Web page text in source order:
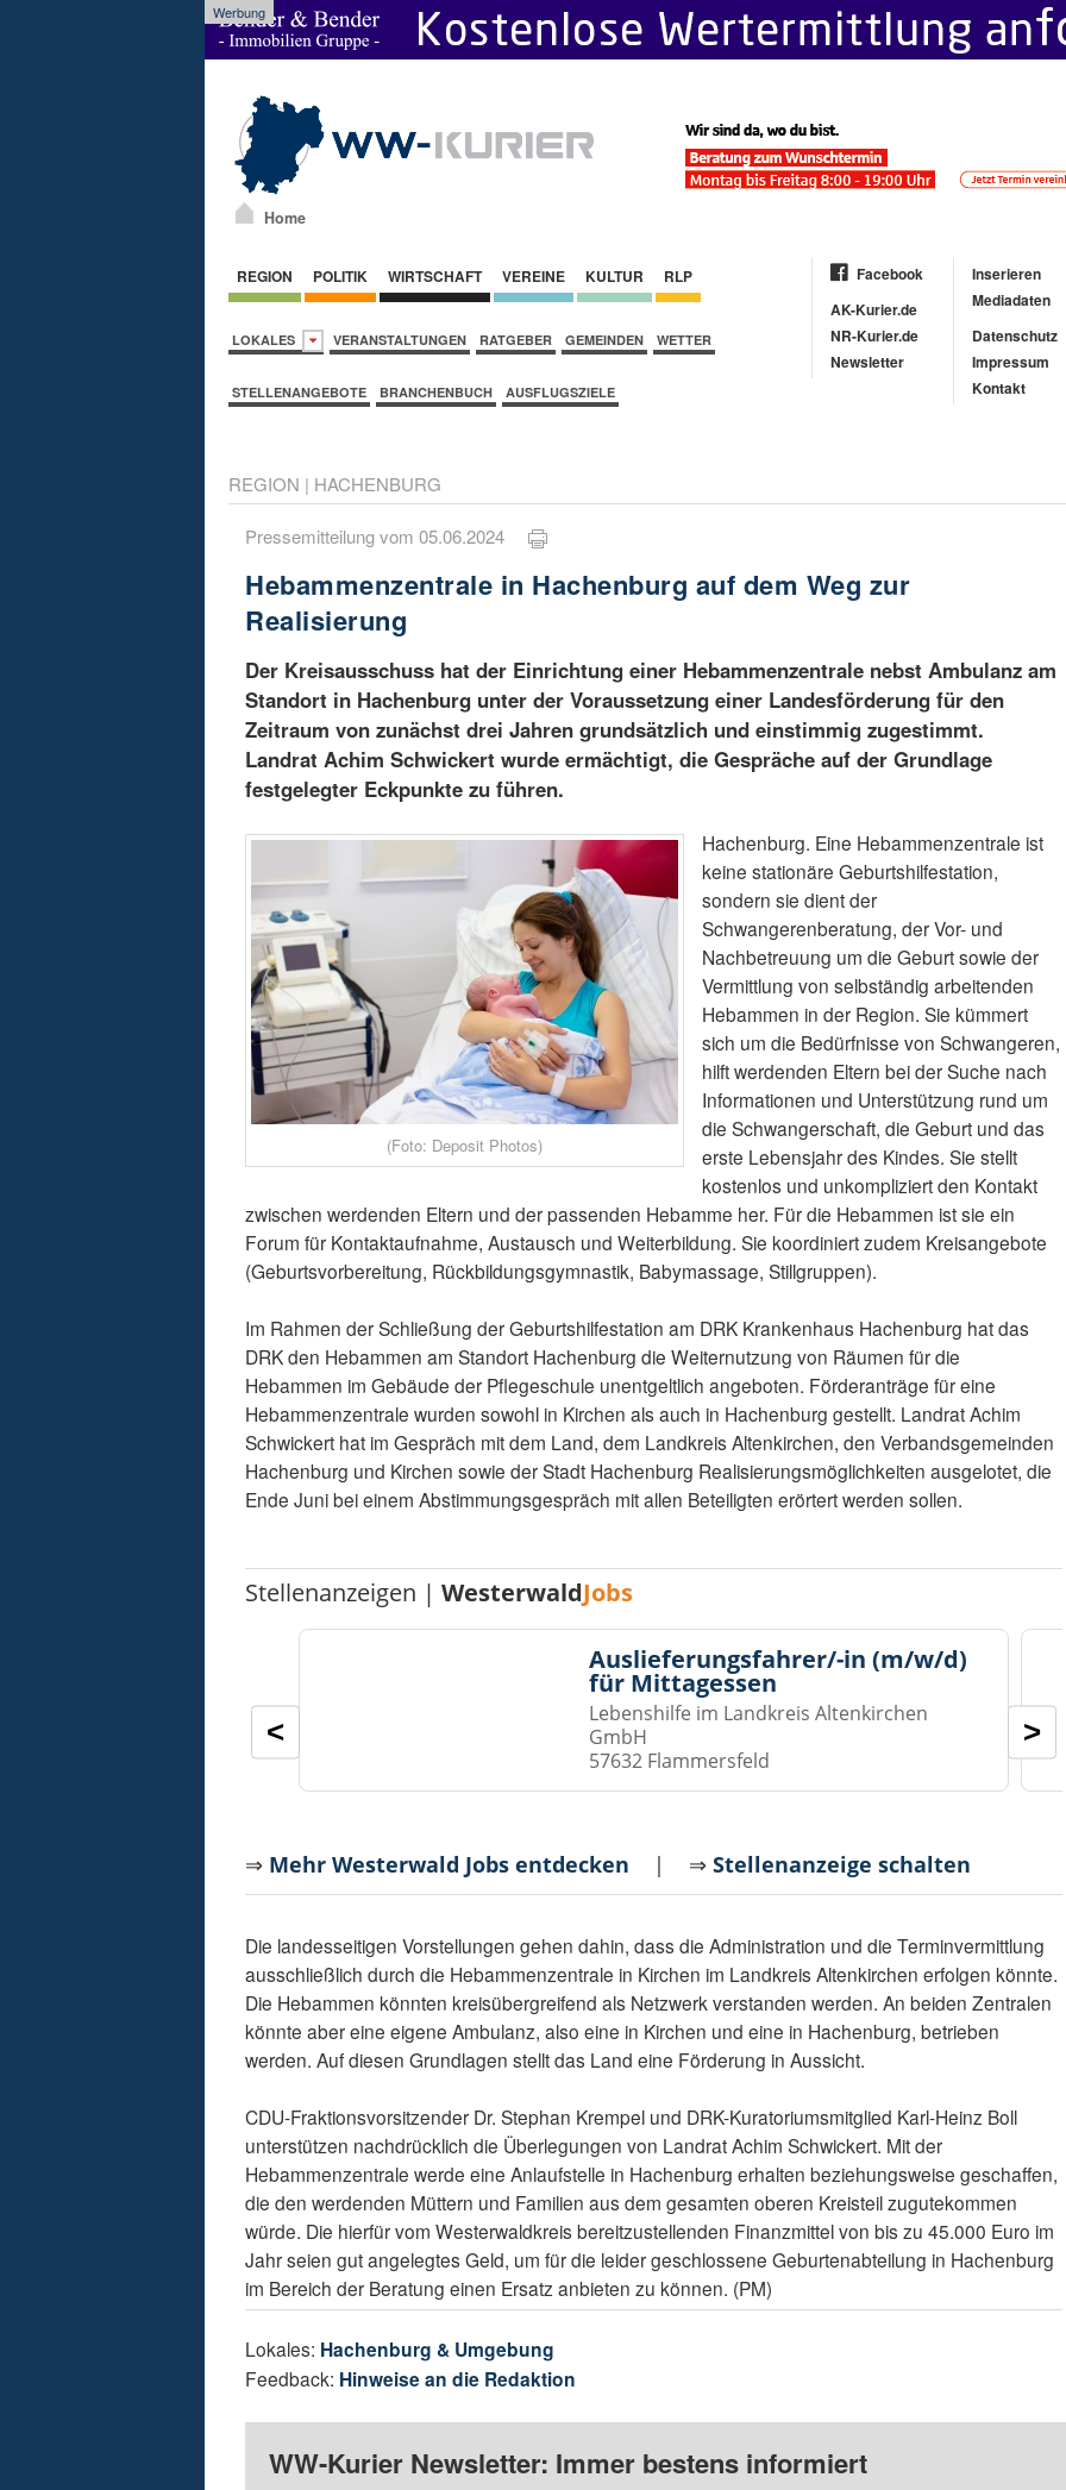
Werbung
Home
REGION POLITIK WIRTSCHAFT VEREINE KULTUR RLP
LOKALES VERANSTALTUNGEN RATGEBER GEMEINDEN WETTER
STELLENANGEBOTE BRANCHENBUCH AUSFLUGSZIELE
Facebook
AK-Kurier.de
NR-Kurier.de
Newsletter
Inserieren
Mediadaten
Datenschutz
Impressum
Kontakt
REGION | HACHENBURG
Pressemitteilung vom 05.06.2024
Hebammenzentrale in Hachenburg auf dem Weg zur
Realisierung
Der Kreisausschuss hat der Einrichtung einer Hebammenzentrale nebst Ambulanz am
Standort in Hachenburg unter der Voraussetzung einer Landesförderung für den
Zeitraum von zunächst drei Jahren grundsätzlich und einstimmig zugestimmt.
Landrat Achim Schwickert wurde ermächtigt, die Gespräche auf der Grundlage
festgelegter Eckpunkte zu führen.
(Foto: Deposit Photos)
Hachenburg. Eine Hebammenzentrale ist
keine stationäre Geburtshilfestation,
sondern sie dient der
Schwangerenberatung, der Vor- und
Nachbetreuung um die Geburt sowie der
Vermittlung von selbständig arbeitenden
Hebammen in der Region. Sie kümmert
sich um die Bedürfnisse von Schwangeren,
hilft werdenden Eltern bei der Suche nach
Informationen und Unterstützung rund um
die Schwangerschaft, die Geburt und das
erste Lebensjahr des Kindes. Sie stellt
kostenlos und unkompliziert den Kontakt
zwischen werdenden Eltern und der passenden Hebamme her. Für die Hebammen ist sie ein
Forum für Kontaktaufnahme, Austausch und Weiterbildung. Sie koordiniert zudem Kreisangebote
(Geburtsvorbereitung, Rückbildungsgymnastik, Babymassage, Stillgruppen).
Im Rahmen der Schließung der Geburtshilfestation am DRK Krankenhaus Hachenburg hat das
DRK den Hebammen am Standort Hachenburg die Weiternutzung von Räumen für die
Hebammen im Gebäude der Pflegeschule unentgeltlich angeboten. Förderanträge für eine
Hebammenzentrale wurden sowohl in Kirchen als auch in Hachenburg gestellt. Landrat Achim
Schwickert hat im Gespräch mit dem Land, dem Landkreis Altenkirchen, den Verbandsgemeinden
Hachenburg und Kirchen sowie der Stadt Hachenburg Realisierungsmöglichkeiten ausgelotet, die
Ende Juni bei einem Abstimmungsgespräch mit allen Beteiligten erörtert werden sollen.
Stellenanzeigen |WesterwaldJobs
Auslieferungsfahrer/-in (m/w/d)
für Mittagessen
Lebenshilfe im Landkreis Altenkirchen
GmbH
57632 Flammersfeld
< >
⇒ Mehr Westerwald Jobs entdecken | ⇒Stellenanzeige schalten
Die landesseitigen Vorstellungen gehen dahin, dass die Administration und die Terminvermittlung
ausschließlich durch die Hebammenzentrale in Kirchen im Landkreis Altenkirchen erfolgen könnte.
Die Hebammen könnten kreisübergreifend als Netzwerk verstanden werden. An beiden Zentralen
könnte aber eine eigene Ambulanz, also eine in Kirchen und eine in Hachenburg, betrieben
werden. Auf diesen Grundlagen stellt das Land eine Förderung in Aussicht.
CDU-Fraktionsvorsitzender Dr. Stephan Krempel und DRK-Kuratoriumsmitglied Karl-Heinz Boll
unterstützen nachdrücklich die Überlegungen von Landrat Achim Schwickert. Mit der
Hebammenzentrale werde eine Anlaufstelle in Hachenburg erhalten beziehungsweise geschaffen,
die den werdenden Müttern und Familien aus dem gesamten oberen Kreisteil zugutekommen
würde. Die hierfür vom Westerwaldkreis bereitzustellenden Finanzmittel von bis zu 45.000 Euro im
Jahr seien gut angelegtes Geld, um für die leider geschlossene Geburtenabteilung in Hachenburg
im Bereich der Beratung einen Ersatz anbieten zu können. (PM)
Lokales: Hachenburg & Umgebung
Feedback: Hinweise an die Redaktion
WW-Kurier Newsletter: Immer bestens informiert